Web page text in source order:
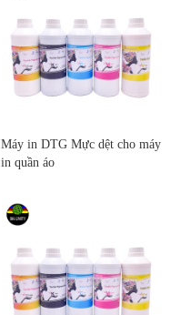
Máy in DTG Mực dệt cho máy
in quần áo